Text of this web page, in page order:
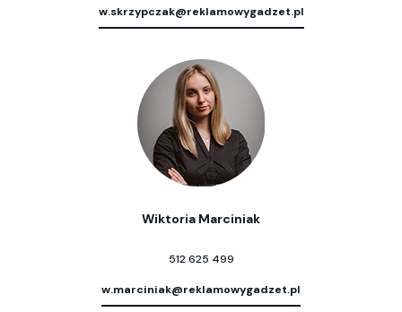
w.skrzypczak@reklamowygadzet.pl
Wiktoria Marciniak
512 625 499
w.marciniak@reklamowygadzet.pl